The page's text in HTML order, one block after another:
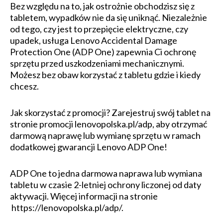
Bez względu na to, jak ostrożnie obchodzisz się z
tabletem, wypadków nie da się uniknąć. Niezależnie
od tego, czy jest to przepięcie elektryczne, czy
upadek, usługa Lenovo Accidental Damage
Protection One (ADP One) zapewnia Ci ochronę
sprzętu przed uszkodzeniami mechanicznymi.
Możesz bez obaw korzystać z tabletu gdzie i kiedy
chcesz.
Jak skorzystać z promocji? Zarejestruj swój tablet na
stronie promocji lenovopolska.pl/adp, aby otrzymać
darmową naprawę lub wymianę sprzętu w ramach
dodatkowej gwarancji Lenovo ADP One!
ADP One to jedna darmowa naprawa lub wymiana
tabletu w czasie 2-letniej ochrony liczonej od daty
aktywacji. Więcej informacji na stronie
https://lenovopolska.pl/adp/.